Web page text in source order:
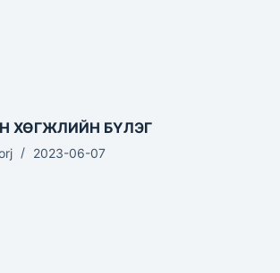
ХӨГЖЛИЙН БҮЛЭГ
2023-06-07